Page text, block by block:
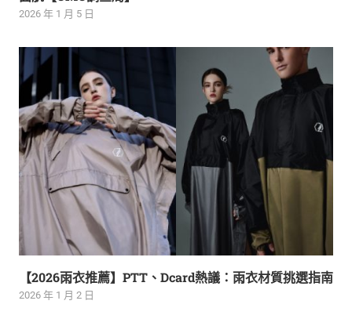
2026 年 1 月 5 日
【2026雨衣推薦】PTT、Dcard熱議：雨衣材質挑選指南
2026 年 1 月 2 日